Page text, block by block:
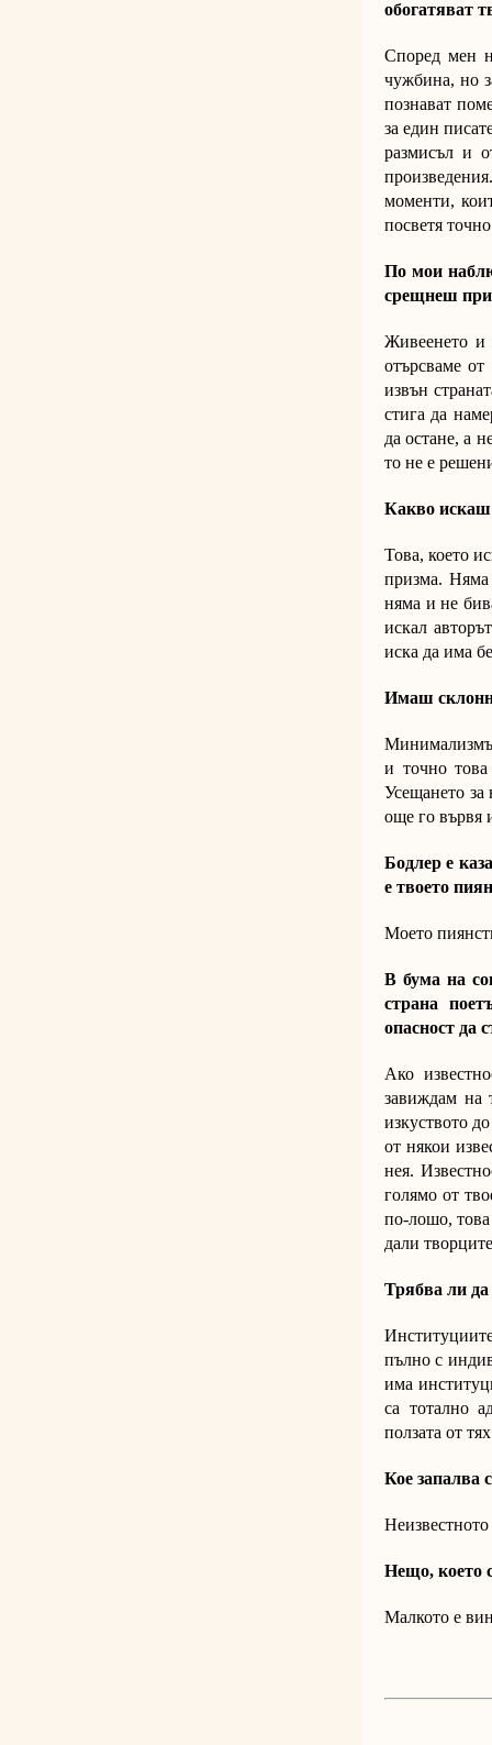
обогатяват
Според мен
чужбина, но
познават
за един
размисъл и
моменти,
посветя
По мои
срещнеш
Живеенето и
отърсваме
извън
стига да
да остане, а
то не е
Какво
Това, което
призма. Няма
няма и не
искал
иска да има
Имаш
и точно това
Усещането за
още го вървя
Бодлер е
е твоето
Моето
В бума на
страна
опасност да
Ако
завиждам на
изкуството
от някои
нея.
голямо от
по-лошо, това
дали
Трябва ли
пълно с
има
са тотално
ползата от
Кое запалва
Нещо, което
Малкото е